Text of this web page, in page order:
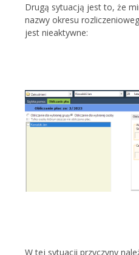
Drugą sytuacją jest to, że
nazwy okresu
jest nieaktywne:
W tej sytuacji przyczyny